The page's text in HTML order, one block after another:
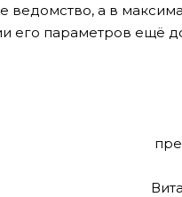
ведомство, а в
его параметров ещё